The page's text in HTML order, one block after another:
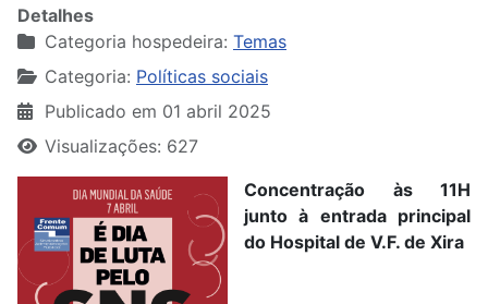
Detalhes
Categoria hospedeira: Temas
Categoria: Políticas sociais
Publicado em 01 abril 2025
Visualizações: 627
Concentração às 11H
junto à entrada principal
do Hospital de V.F. de Xira